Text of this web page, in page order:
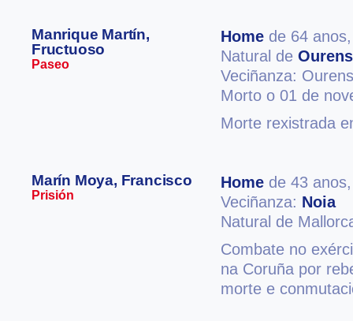
Manrique Martín,
Fructuoso
Paseo
Home de 64
Natural de
Veciñanza:
Morto o 01 de
Morte rexistrada
Marín Moya, Francisco
Prisión
Home de 43
Veciñanza: Noia
Natural de
Combate no
na Coruña por
morte e